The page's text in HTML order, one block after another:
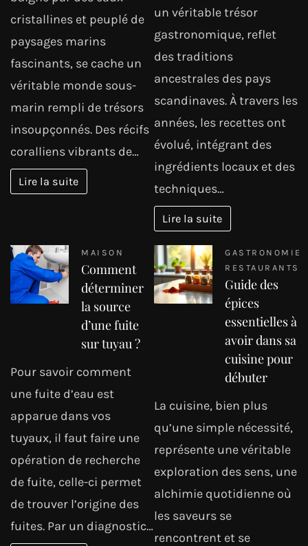
cristallines et peuplé de
paysages marins
fascinants, se cache un
véritable monde sous-
marin rempli de trésors
insoupçonnés. Des récifs
coralliens vibrants de…
Lire la suite
un véritable trésor
gastronomique, reflet
des traditions
ancestrales des pays
scandinaves. À travers les
années, les recettes ont
évolué, intégrant des
ingrédients locaux et des
techniques…
Lire la suite
MAISON
Comment
déterminer
la source
d’une fuite
sur tuyau ?
Pour savoir comment
une fuite d’eau est
apparue dans vos
tuyaux, il faut faire une
opération de recherche
de fuite, celle-ci permet
de trouver l’origine des
fuites. Par un diagnostic…
GASTRONOMIE
RESTAURANTS
Guide des
épices
essentielles à
avoir dans sa
cuisine pour
débuter
La cuisine, bien plus
qu’une simple nécessité,
représente une véritable
exploration des sens, une
alchimie quotidienne où
les saveurs se
rencontrent et se